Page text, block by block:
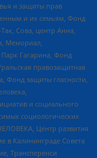
и защиты прав
и их семьям, Фонд
Сова, центр Анна,
Мемориал,
Гагарина, Фонд
правозащитная
Фонд защиты гласности,
и социального
социологических
Центр развития
в Калининграде Совета
Трансперенси